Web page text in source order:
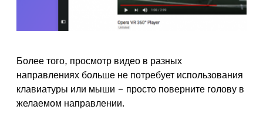
Более того, просмотр видео в разных
направлениях больше не потребует использования
клавиатуры или мыши – просто поверните голову в
желаемом направлении.